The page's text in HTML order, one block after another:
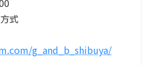
式
g_and_b_shibuya/